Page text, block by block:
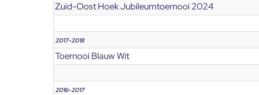
Zuid-Oost Hoek Jubileumtoernooi 2024
2017-2018
Toernooi Blauw Wit
2016-2017